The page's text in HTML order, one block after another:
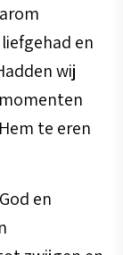
en
wij
te eren
en